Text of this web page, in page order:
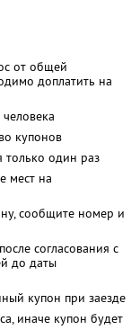
от общей
доплатить на
купонов
только один раз
мест на
сообщите номер и
согласования с
до даты
купон при заезде
иначе купон будет